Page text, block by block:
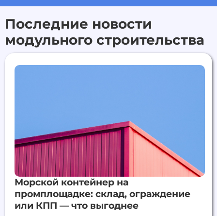
Последние новости
модульного строительства
Морской контейнер на
промплощадке: склад, ограждение
или КПП — что выгоднее